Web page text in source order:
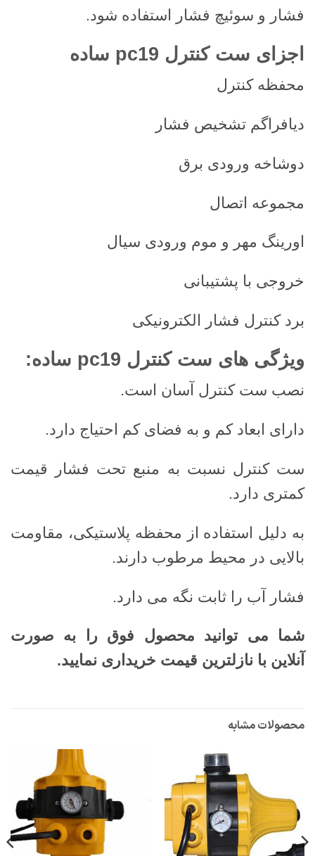
فشار و سوئیچ فشار استفاده شود.
اجزای ست کنترل pc19 ساده
محفظه کنترل
دیافراگم تشخیص فشار
دوشاخه ورودی برق
مجموعه اتصال
اورینگ مهر و موم ورودی سیال
خروجی با پشتیبانی
برد کنترل فشار الکترونیکی
ویژگی های ست کنترل pc19 ساده:
نصب ست کنترل آسان است.
دارای ابعاد کم و به فضای کم احتیاج دارد.
ست کنترل نسبت به منبع تحت فشار قیمت
کمتری دارد.
به دلیل استفاده از محفظه پلاستیکی، مقاومت
بالایی در محیط مرطوب دارند.
فشار آب را ثابت نگه می دارد.
شما می توانید محصول فوق را به صورت
آنلاین با نازلترین قیمت خریداری نمایید.
محصولات مشابه